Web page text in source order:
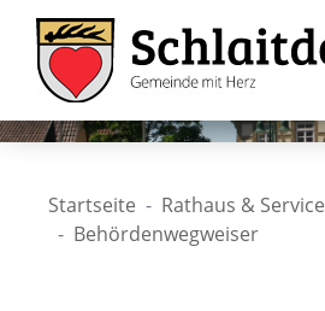
Startseite
Rathaus & Service
Behördenwegweiser